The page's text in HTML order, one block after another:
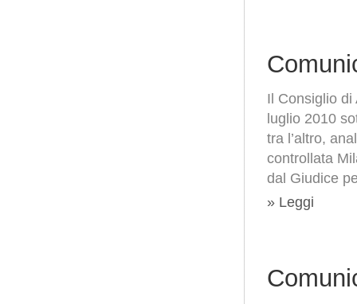
Il Consiglio
luglio 2010
tra l’altro,
controllata
dal Giudice
» Leggi